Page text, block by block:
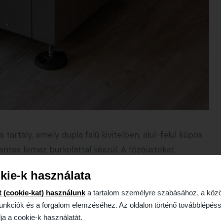
tartály, amely dupla falú kivitelben, alul-felül kúpos
lemez burkolattal készül. A főzőüstöket
tudjuk ellátni, amely akár öntisztító működést is
lehántja az oldalra tapadt terméket, így
elektromos kapcsolószekrény segíti, amely a
k használata
(cookie-kat) használunk a tartalom személyre szabásához, a
és a forgalom elemzéséhez. Az oldalon történő
a cookie-k használatát.